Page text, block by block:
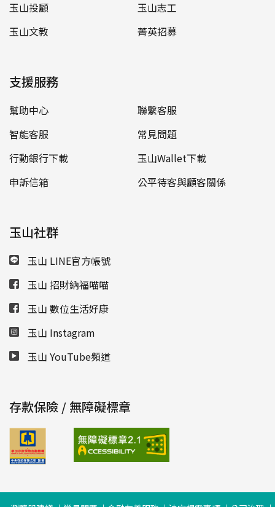
玉山投顧
玉山志工
玉山文教
菁英招募
支援服務
幫助中心
聯繫客服
智能客服
常見問題
行動銀行下載
玉山Wallet下載
申訴信箱
公平待客與顧客關係
玉山社群
玉山 LINE官方帳號
玉山 招財納福喵喵
玉山 數位生活好康
玉山 Instagram
玉山 YouTube頻道
存款保險 / 無障礙標章